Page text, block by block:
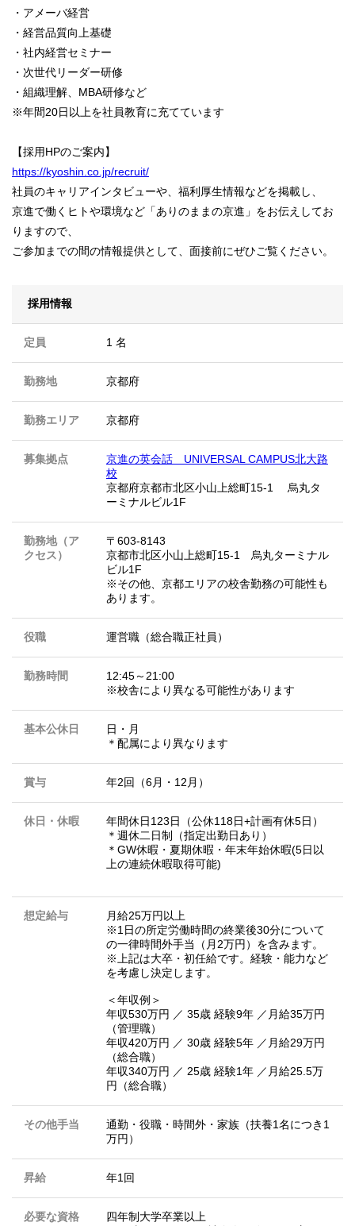
・アメーバ経営
・経営品質向上基礎
・社内経営セミナー
・次世代リーダー研修
・組織理解、MBA研修など
※年間20⽇以上を社員教育に充てています
【採用HPのご案内】
https://kyoshin.co.jp/recruit/
社員のキャリアインタビューや、福利厚生情報などを掲載し、
京進で働くヒトや環境など「ありのままの京進」をお伝えしてお
りますので、
ご参加までの間の情報提供として、面接前にぜひご覧ください。
採用情報
定員 1 名
勤務地 京都府
勤務エリア 京都府
募集拠点
京進の英会話 UNIVERSAL CAMPUS北大路
校
京都府京都市北区小山上総町15-1 烏丸タ
ーミナルビル1F
勤務地（ア
クセス）
〒603-8143
京都市北区小山上総町15-1 烏丸ターミナル
ビル1F
※その他、京都エリアの校舎勤務の可能性も
あります。
役職 運営職（総合職正社員）
勤務時間
12:45～21:00
※校舎により異なる可能性があります
基本公休日
日・月
＊配属により異なります
賞与 年2回（6月・12月）
休日・休暇
年間休日123日（公休118日+計画有休5日）
＊週休二日制（指定出勤日あり）
＊GW休暇・夏期休暇・年末年始休暇(5日以
上の連続休暇取得可能)
想定給与
月給25万円以上
※1日の所定労働時間の終業後30分について
の一律時間外手当（月2万円）を含みます。
※上記は大卒・初任給です。経験・能力など
を考慮し決定します。
＜年収例＞
年収530万円 ／ 35歳 経験9年 ／月給35万円
（管理職）
年収420万円 ／ 30歳 経験5年 ／月給29万円
（総合職）
年収340万円 ／ 25歳 経験1年 ／月給25.5万
円（総合職）
その他手当
通勤・役職・時間外・家族（扶養1名につき1
万円）
昇給 年1回
必要な資格
四年制大学卒業以上